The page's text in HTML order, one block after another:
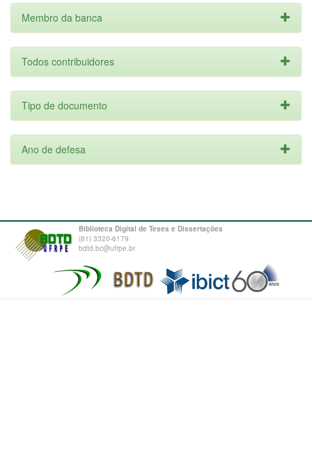
Membro da banca
Todos contribuidores
Tipo de documento
Ano de defesa
Biblioteca Digital de Teses e Dissertações
(81) 3320-6179
bdtd.bc@ufrpe.br